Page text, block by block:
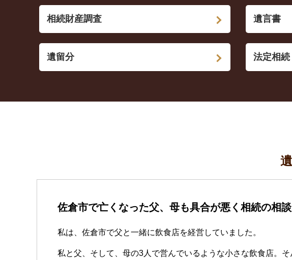
相続財産調査 遺言書
遺留分 法定相続
佐倉市で亡くなった父、母も具合が悪く相続の相
私は、佐倉市で父と一緒に飲食店を経営していました。
私と父、そして、母の3人で営んでいるような小さな飲食店。